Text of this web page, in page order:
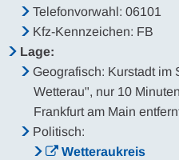
Telefonvorwahl: 06101
Kfz-Kennzeichen: FB
Lage:
Geografisch: Kurstadt im
Wetterau", nur 10
Frankfurt am Main
Politisch:
Wetteraukreis